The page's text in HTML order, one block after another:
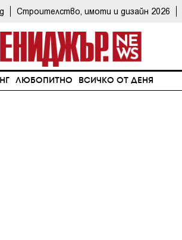
Строителство, имоти и дизайн 2026
ЛЮБОПИТНО ВСИЧКО ОТ ДЕНЯ